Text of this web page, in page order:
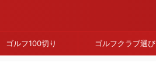
ゴルフ100切り ゴルフクラブ選び